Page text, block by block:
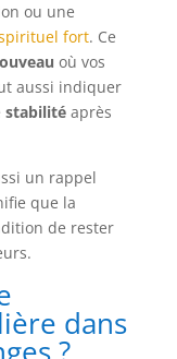
ou une
fort. Ce
où vos
aussi indiquer
stabilitéaprès
un rappel
que la
de rester
dans